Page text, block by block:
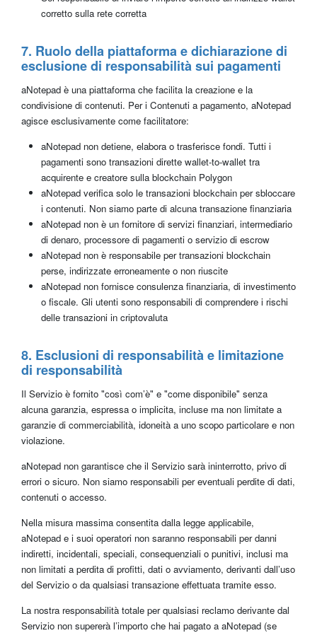
corretto sulla rete corretta
7. Ruolo della piattaforma e dichiarazione di
esclusione di responsabilità sui pagamenti
aNotepad è una piattaforma che facilita la creazione e la
condivisione di contenuti. Per i Contenuti a pagamento, aNotepad
agisce esclusivamente come facilitatore:
aNotepad non detiene, elabora o trasferisce fondi. Tutti i
pagamenti sono transazioni dirette wallet-to-wallet tra
acquirente e creatore sulla blockchain Polygon
aNotepad verifica solo le transazioni blockchain per sbloccare
i contenuti. Non siamo parte di alcuna transazione finanziaria
aNotepad non è un fornitore di servizi finanziari, intermediario
di denaro, processore di pagamenti o servizio di escrow
aNotepad non è responsabile per transazioni blockchain
perse, indirizzate erroneamente o non riuscite
aNotepad non fornisce consulenza finanziaria, di investimento
o fiscale. Gli utenti sono responsabili di comprendere i rischi
delle transazioni in criptovaluta
8. Esclusioni di responsabilità e limitazione
di responsabilità
Il Servizio è fornito "così com’è" e "come disponibile" senza
alcuna garanzia, espressa o implicita, incluse ma non limitate a
garanzie di commerciabilità, idoneità a uno scopo particolare e non
violazione.
aNotepad non garantisce che il Servizio sarà ininterrotto, privo di
errori o sicuro. Non siamo responsabili per eventuali perdite di dati,
contenuti o accesso.
Nella misura massima consentita dalla legge applicabile,
aNotepad e i suoi operatori non saranno responsabili per danni
indiretti, incidentali, speciali, consequenziali o punitivi, inclusi ma
non limitati a perdita di profitti, dati o avviamento, derivanti dall’uso
del Servizio o da qualsiasi transazione effettuata tramite esso.
La nostra responsabilità totale per qualsiasi reclamo derivante dal
Servizio non supererà l’importo che hai pagato a aNotepad (se